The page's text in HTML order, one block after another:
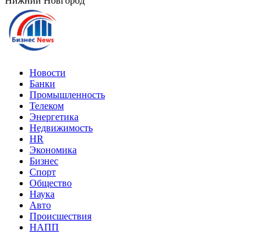
Новости
Банки
Промышленность
Телеком
Энергетика
Недвижимость
HR
Экономика
Бизнес
Спорт
Общество
Наука
Авто
Происшествия
НАПП